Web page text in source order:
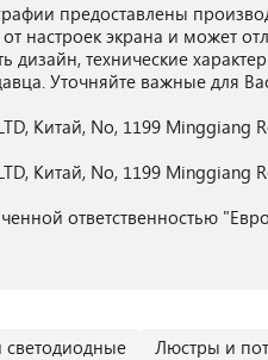
предоставлены
настроек экрана и может
дизайн, технические
Уточняйте важные для
Китай, No, 1199 Minggiang
Китай, No, 1199 Minggiang
ответственностью
Люстры и